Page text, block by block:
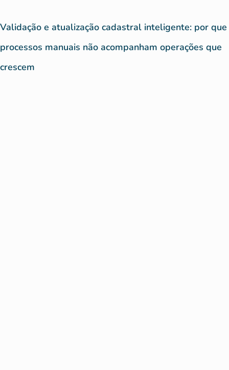
Validação e atualização cadastral inteligente: por que
processos manuais não acompanham operações que
crescem